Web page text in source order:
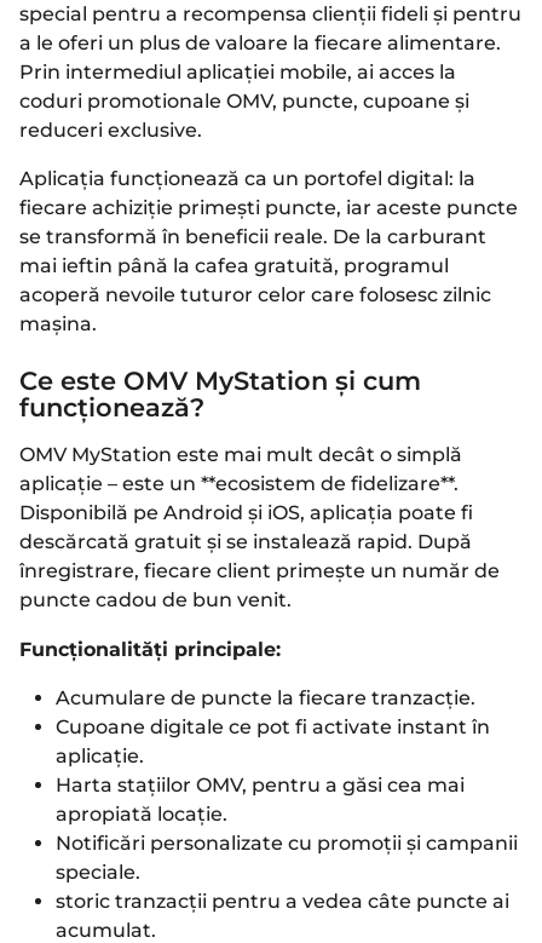
special pentru a recompensa clienții fideli și pentru
a le oferi un plus de valoare la fiecare alimentare.
Prin intermediul aplicației mobile, ai acces la
coduri promotionale OMV, puncte, cupoane și
reduceri exclusive.
Aplicația funcționează ca un portofel digital: la
fiecare achiziție primești puncte, iar aceste puncte
se transformă în beneficii reale. De la carburant
mai ieftin până la cafea gratuită, programul
acoperă nevoile tuturor celor care folosesc zilnic
mașina.
Ce este OMV MyStation și cum
funcționează?
OMV MyStation este mai mult decât o simplă
aplicație – este un **ecosistem de fidelizare**.
Disponibilă pe Android și iOS, aplicația poate fi
descărcată gratuit și se instalează rapid. După
înregistrare, fiecare client primește un număr de
puncte cadou de bun venit.
Funcționalități principale:
Acumulare de puncte la fiecare tranzacție.
Cupoane digitale ce pot fi activate instant în
aplicație.
Harta stațiilor OMV, pentru a găsi cea mai
apropiată locație.
Notificări personalizate cu promoții și campanii
speciale.
storic tranzacții pentru a vedea câte puncte ai
acumulat.